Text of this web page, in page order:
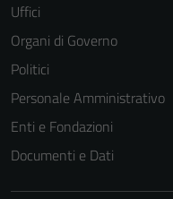
Uffici
Organi di Governo
Politici
Personale Amministrativo
Enti e Fondazioni
Documenti e Dati